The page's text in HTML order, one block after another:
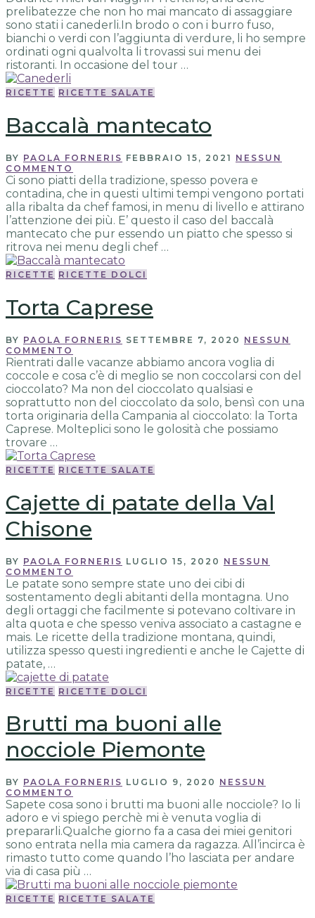
prelibatezze che non ho mai mancato di assaggiare
sono stati i canederli.In brodo o con i burro fuso,
bianchi o verdi con l’aggiunta di verdure, li ho sempre
ordinati ogni qualvolta li trovassi sui menu dei
ristoranti. In occasione del tour …
RICETTE RICETTE SALATE
Baccalà mantecato
BY PAOLA FORNERIS FEBBRAIO 15, 2021 NESSUN
COMMENTO
Ci sono piatti della tradizione, spesso povera e
contadina, che in questi ultimi tempi vengono portati
alla ribalta da chef famosi, in menu di livello e attirano
l’attenzione dei più. E’ questo il caso del baccalà
mantecato che pur essendo un piatto che spesso si
ritrova nei menu degli chef …
RICETTE RICETTE DOLCI
Torta Caprese
BY PAOLA FORNERIS SETTEMBRE 7, 2020 NESSUN
COMMENTO
Rientrati dalle vacanze abbiamo ancora voglia di
coccole e cosa c’è di meglio se non coccolarsi con del
cioccolato? Ma non del cioccolato qualsiasi e
soprattutto non del cioccolato da solo, bensì con una
torta originaria della Campania al cioccolato: la Torta
Caprese. Molteplici sono le golosità che possiamo
trovare …
RICETTE RICETTE SALATE
Cajette di patate della Val
Chisone
BY PAOLA FORNERIS LUGLIO 15, 2020 NESSUN
COMMENTO
Le patate sono sempre state uno dei cibi di
sostentamento degli abitanti della montagna. Uno
degli ortaggi che facilmente si potevano coltivare in
alta quota e che spesso veniva associato a castagne e
mais. Le ricette della tradizione montana, quindi,
utilizza spesso questi ingredienti e anche le Cajette di
patate, …
RICETTE RICETTE DOLCI
Brutti ma buoni alle
nocciole Piemonte
BY PAOLA FORNERIS LUGLIO 9, 2020 NESSUN
COMMENTO
Sapete cosa sono i brutti ma buoni alle nocciole? Io li
adoro e vi spiego perchè mi è venuta voglia di
prepararli.Qualche giorno fa a casa dei miei genitori
sono entrata nella mia camera da ragazza. All’incirca è
rimasto tutto come quando l’ho lasciata per andare
via di casa più …
RICETTE RICETTE SALATE